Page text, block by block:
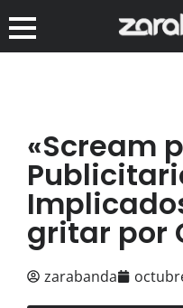
«Scream
gritar por
zarabanda